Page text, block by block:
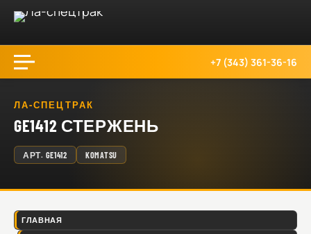
+7 (343) 361-36-16
ЛА-СПЕЦТРАК
GE1412 СТЕРЖЕНЬ
АРТ. GE1412 KOMATSU
ГЛАВНАЯ